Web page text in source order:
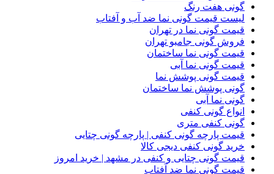
گونی هفت رنگ
لیست قیمت گونی نما ضد آب و آفتاب
قیمت گونی نما در تهران
فروش گونی جامبو تهران
قیمت گونی نما ساختمان
قیمت گونی نما آبی
قیمت گونی پوشش نما
گونی پوشش نما ساختمان
گونی نما آبی
انواع گونی کنفی
گونی کنفی متری
قیمت پارچه گونی کنفی | پارچه گونی چتایی
خرید گونی کنفی دیجی کالا
قیمت گونی چتایی و کنفی در مشهد | خرید امروز
قیمت گونی نما ضد آفتاب